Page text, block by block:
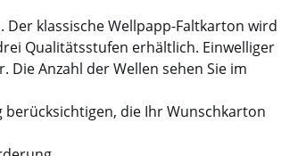
klassische Wellpapp-Faltkarton wird
Qualitätsstufen erhältlich. Einwelliger
Anzahl der Wellen sehen Sie im
die Ihr Wunschkarton